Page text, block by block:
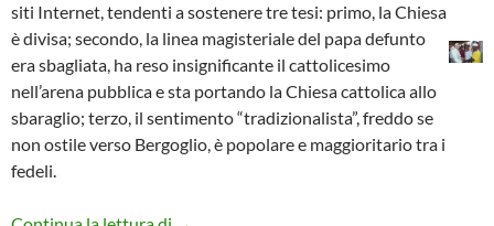
siti Internet, tendenti a sostenere tre tesi: primo, la Chiesa
è divisa; secondo, la linea magisteriale del papa defunto
era sbagliata, ha reso insignificante il cattolicesimo
nell’arena pubblica e sta portando la Chiesa cattolica allo
sbaraglio; terzo, il sentimento “tradizionalista”, freddo se
non ostile verso Bergoglio, è popolare e maggioritario tra i
fedeli.